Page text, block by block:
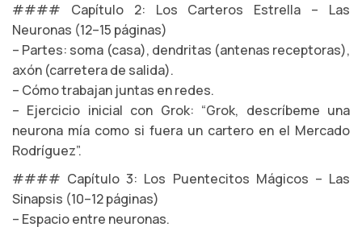
#### Capítulo 2: Los Carteros Estrella – Las
Neuronas (12–15 páginas)
– Partes: soma (casa), dendritas (antenas receptoras),
axón (carretera de salida).
– Cómo trabajan juntas en redes.
– Ejercicio inicial con Grok: “Grok, descríbeme una
neurona mía como si fuera un cartero en el Mercado
Rodríguez”.
#### Capítulo 3: Los Puentecitos Mágicos – Las
Sinapsis (10–12 páginas)
– Espacio entre neuronas.